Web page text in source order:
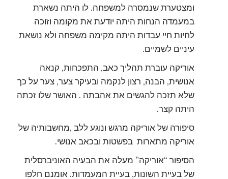
ומצטערת שנמסרה למשפחה. לו היתה נשארת
במעמדה הנחות היתה יודעת את מקומה וזוכה
לחיות חיי עבדות היתה מקימה משפחה ולא נושאת
עיניים לשמיים.
אוריקה עוברת תהליך כאב, התפכחות, קנאה
אנושית, הבנה, רצון לנקמה ובעיקר צער, צער על כך
שלא תזכה להגשים את אהבתה . האושר שלו זכתה
היתה קצר.
סיפורה של אוריקה מרגש ונוגע ללב ,מחשבותיה של
אוריקה מתארות בפשטות ובכאב אנושי.
הסיפור “אוריקה” מעלה את הבעיה האוניברסלית
של בעיית השונות, בעיית המעמדות. אומנם חלפו